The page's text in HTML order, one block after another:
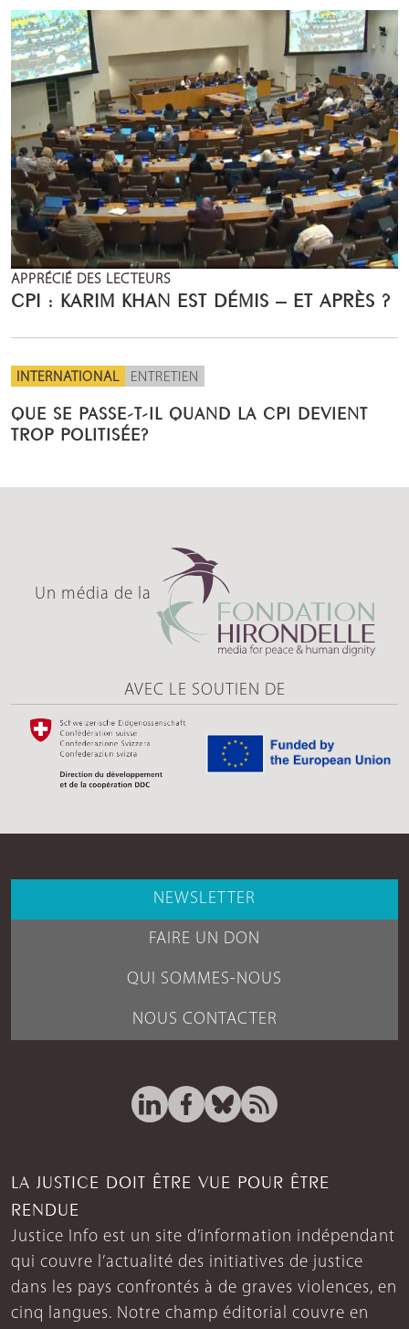
APPRÉCIÉ DES LECTEURS
CPI : KARIM KHAN EST DÉMIS – ET APRÈS ?
INTERNATIONAL ENTRETIEN
QUE SE PASSE-T-IL QUAND LA CPI DEVIENT
TROP POLITISÉE?
Un média de la
AVEC LE SOUTIEN DE
NEWSLETTER
FAIRE UN DON
QUI SOMMES-NOUS
NOUS CONTACTER
LA JUSTICE DOIT ÊTRE VUE POUR ÊTRE
RENDUE
Justice Info est un site d’information indépendant
qui couvre l’actualité des initiatives de justice
dans les pays confrontés à de graves violences, en
cinq langues. Notre champ éditorial couvre en